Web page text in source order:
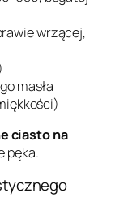
wrzącej,
masła
ciasto na
pęka.